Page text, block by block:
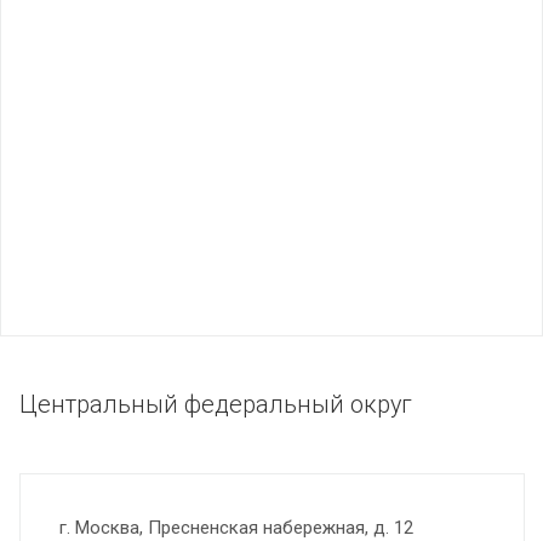
Центральный федеральный округ
г. Москва, Пресненская набережная, д. 12